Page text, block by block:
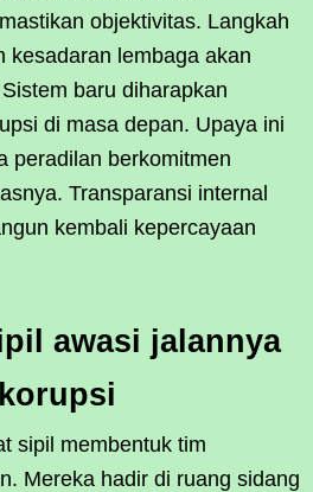
objektivitas. Langkah
kesadaran lembaga akan
baru diharapkan
di masa depan. Upaya ini
peradilan berkomitmen
Transparansi internal
kembali kepercayaan
awasi jalannya
sipil membentuk tim
Mereka hadir di ruang sidang